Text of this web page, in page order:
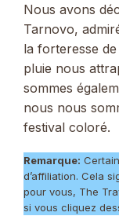
Nous avons
Tarnovo,
la forteresse de
pluie nous
sommes
nous nous
festival coloré.
Remarque:
d’affiliation. Cela
pour vous, The
si vous cliquez